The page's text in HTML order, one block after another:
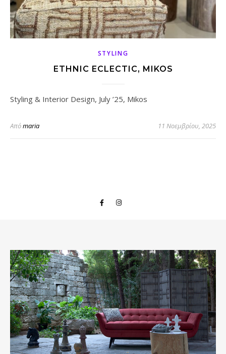
STYLING
ETHNIC ECLECTIC, MIKOS
Styling & Interior Design, July ’25, Mikos
Απόmaria 11 Νοεμβρίου, 2025